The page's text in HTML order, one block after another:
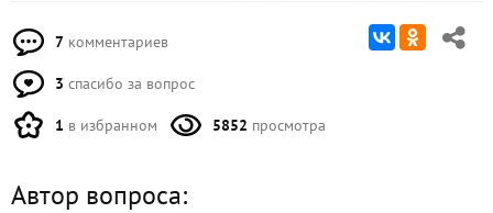
7 комментариев
3 спасибо за вопрос
1 в избранном 5852 просмотра
Автор вопроса: